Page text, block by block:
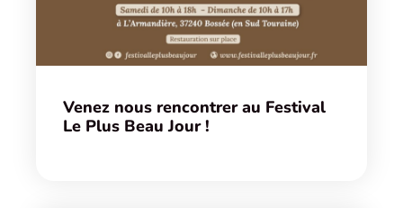
Venez nous rencontrer au Festival
Le Plus Beau Jour !